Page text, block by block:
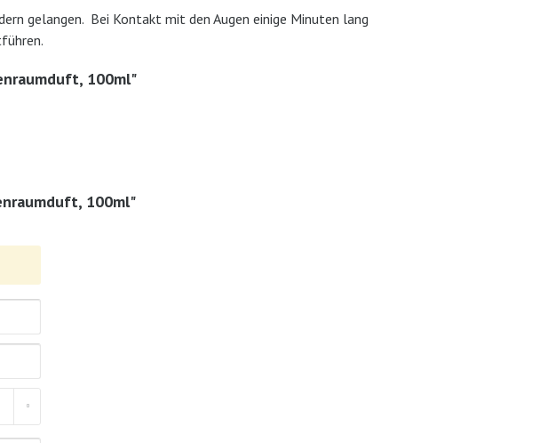
gelangen. Bei Kontakt mit den Augen einige Minuten lang
100ml"
100ml"